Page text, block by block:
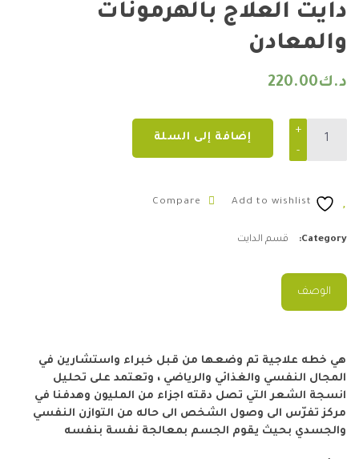
دايت العلاج بالهرمونات
والمعادن
د.ك220.00
دايت العلاج بالهرمونات والمعادن quantity
إضافة إلى السلة
Add to wishlist
Compare
Category: قسم الدايت
الوصف
هي خطه علاجية تم وضعها من قبل خبراء واستشارين في
المجال النفسي والغذائي والرياضي ، وتعتمد على تحليل
انسجة الشعر التي تصل دقته اجزاء من المليون وهدفنا في
مركز تفرّس الى وصول الشخص الى حاله من التوازن النفسي
والجسدي بحيث يقوم الجسم بمعالجة نفسة بنفسه